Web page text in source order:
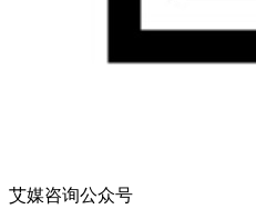
艾媒咨询公众号